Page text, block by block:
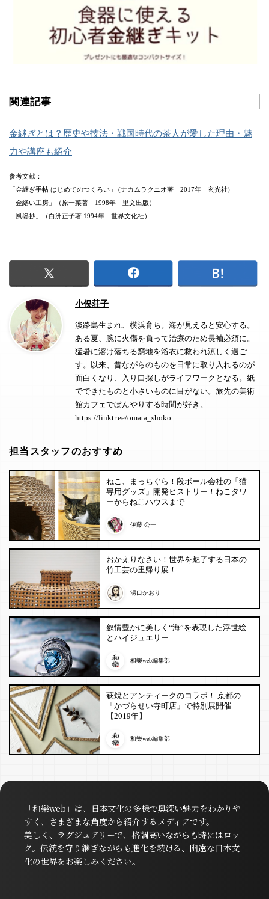
関連記事
金継ぎとは？歴史や技法・戦国時代の茶人が愛した理由・魅
力や講座も紹介
参考文献：
「金継ぎ手帖 はじめてのつくろい」 (ナカムラクニオ著 2017年 玄光社)
「金繕い工房」（原一菜著 1998年 里文出版）
「風姿抄」（白洲正子著 1994年 世界文化社）
小俣荘子
淡路島生まれ、横浜育ち。海が見えると安心する。
ある夏、腕に火傷を負って治療のため長袖必須に。
猛暑に溶け落ちる窮地を浴衣に救われ涼しく過ご
す。以来、昔ながらのものを日常に取り入れるのが
面白くなり、入り口探しがライフワークとなる。紙
でできたものと小さいものに目がない。旅先の美術
館カフェでぼんやりする時間が好き。
https://linktr.ee/omata_shoko
担当スタッフのおすすめ
ねこ、まっちぐら！段ボール会社の「猫
専用グッズ」開発ヒストリー！ねこタワ
ーからねこハウスまで
伊藤 公一
おかえりなさい！世界を魅了する日本の
竹工芸の里帰り展！
湯口かおり
叙情豊かに美しく“海”を表現した浮世絵
とハイジュエリー
和樂web編集部
萩焼とアンティークのコラボ！ 京都の
「かづらせい寺町店」で特別展開催
【2019年】
和樂web編集部
「和樂web」は、日本文化の多様で奥深い魅力をわかりや
すく、さまざまな角度から紹介するメディアです。
美しく、ラグジュアリーで、格調高いながらも時にはロッ
ク。伝統を守り継ぎながらも進化を続ける、幽遠な日本文
化の世界をお楽しみください。